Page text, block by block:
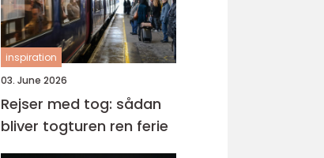
inspiration
03. June 2026
Rejser med tog: sådan
bliver togturen ren ferie